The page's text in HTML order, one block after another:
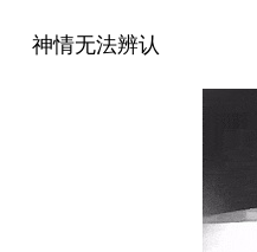
神情无法辨认